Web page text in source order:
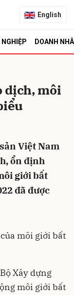
English
NGHIỆP DOANH
dịch, môi
Việt Nam
ổn định
giới bất
đã được
môi giới bất
Xây dựng
môi giới bất
Hủy